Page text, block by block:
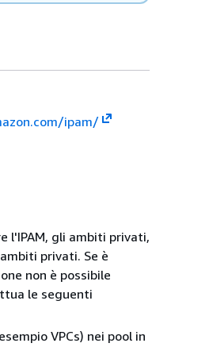
ipam/
l'IPAM, gli ambiti privati,
privati. Se è
non è possibile
le seguenti
VPCs) nei pool in